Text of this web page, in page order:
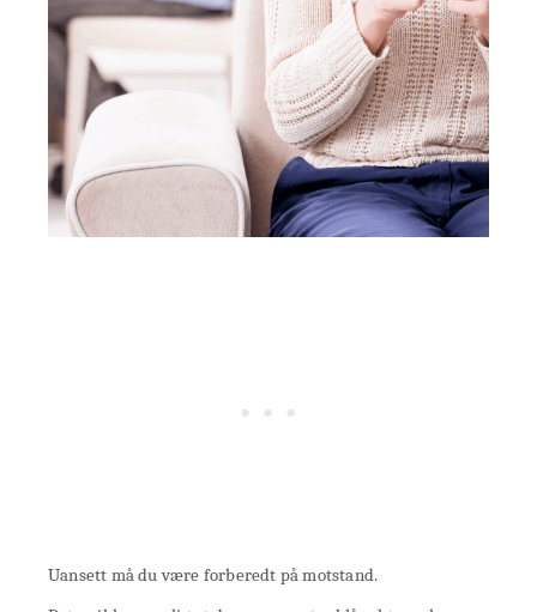
Uansett må du være forberedt på motstand.